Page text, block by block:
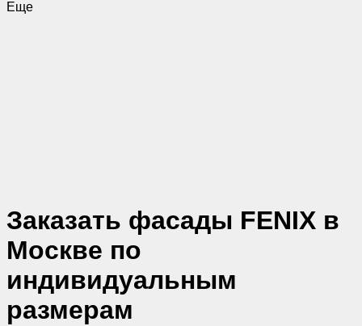
Еще
Заказать фасады FENIX в
Москве по
индивидуальным
размерам